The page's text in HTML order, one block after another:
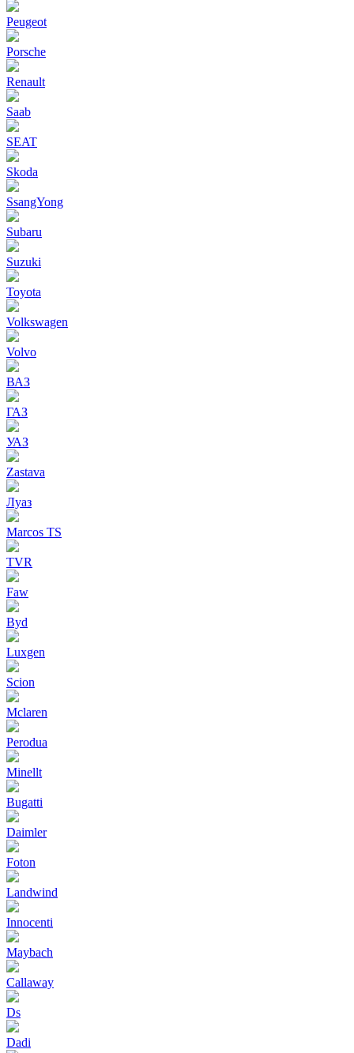
Peugeot
Porsche
Renault
Saab
SEAT
Skoda
SsangYong
Subaru
Suzuki
Toyota
Volkswagen
Volvo
ВАЗ
ГАЗ
УАЗ
Zastava
Луаз
Marcos TS
TVR
Faw
Byd
Luxgen
Scion
Mclaren
Perodua
Minellt
Bugatti
Daimler
Foton
Landwind
Innocenti
Maybach
Callaway
Ds
Dadi